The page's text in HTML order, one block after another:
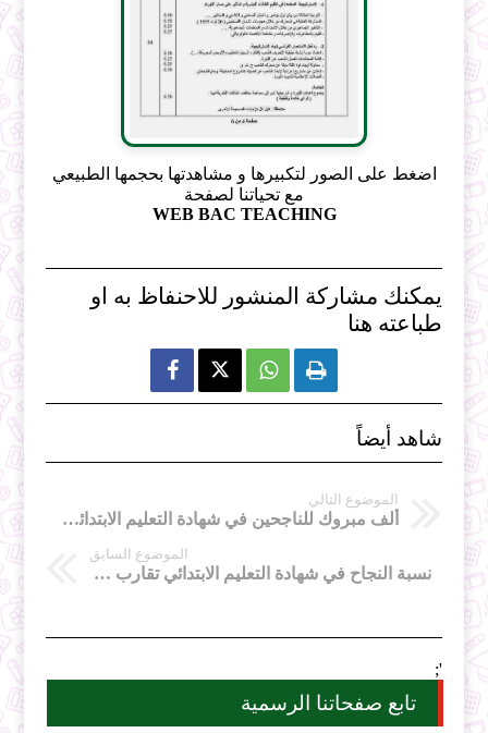
اضغط على الصور لتكبيرها و مشاهدتها بحجمها الطبيعي
مع تحياتنا لصفحة
WEB BAC TEACHING
يمكنك مشاركة المنشور للاحنفاظ به او
طباعته هنا
  
شاهد أيضاً
الموضوع التالي
ألف مبروك للناجحين في شهادة التعليم الابتدائي 2014
الموضوع السابق
نسبة النجاح في شهادة التعليم الابتدائي تقارب 79 بالمائة
';
تابع صفحاتنا الرسمية